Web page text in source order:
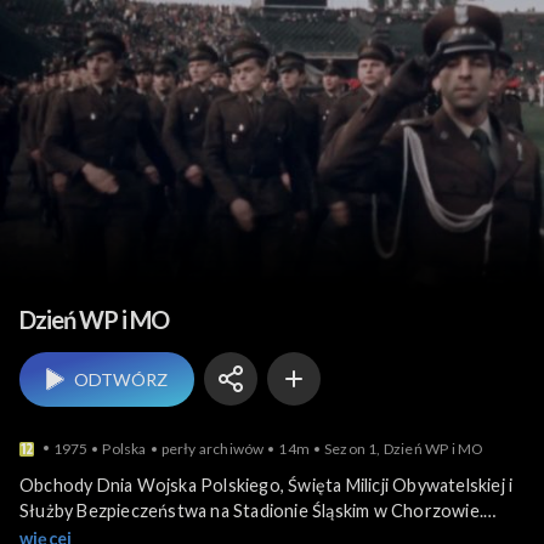
Relacje reporterskie
Dzień WP i MO
ODTWÓRZ
1975 Polska perły archiwów 14m Sezon 1, Dzień WP i MO
Obchody Dnia Wojska Polskiego, Święta Milicji Obywatelskiej i
Służby Bezpieczeństwa na Stadionie Śląskim w Chorzowie.
Uroczystości z udziałem: Romana Stachonia z Centralnej Rady
więcej